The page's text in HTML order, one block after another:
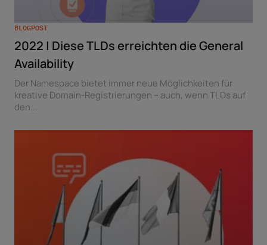
BLOGPOST
2022 | Diese TLDs erreichten die General
Availability
Der Namespace bietet immer neue Möglichkeiten für
kreative Domain-Registrierungen – auch, wenn TLDs auf
den...